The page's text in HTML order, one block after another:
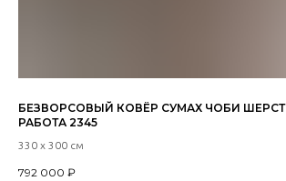
БЕЗВОРСОВЫЙ КОВЁР СУМАХ ЧОБИ
РАБОТА 2345
330 х 300 см
792 000 ₽